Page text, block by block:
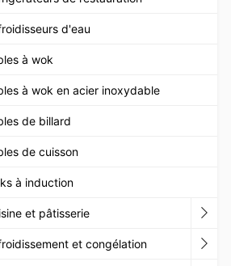
d'eau
à wok
à wok en acier inoxydable
de billard
de cuisson
à induction
et pâtisserie
et congélation